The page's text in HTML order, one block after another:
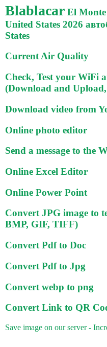
Blablacar El Monte
United States 2026
States
Current Air Quality
Check, Test your WiFi
(Download and Upload,
Download video from
Online photo editor
Send a message to the
Online Excel Editor
Online Power Point
Convert JPG image to
BMP, GIF, TIFF)
Convert Pdf to Doc
Convert Pdf to Jpg
Convert webp to png
Convert Link to QR
Save image on our server -